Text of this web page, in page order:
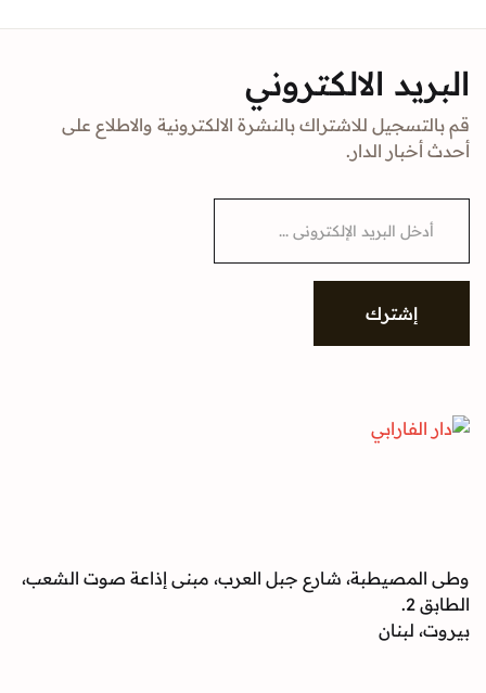
البريد الالكتروني
قم بالتسجيل للاشتراك بالنشرة الالكترونية والاطلاع على
أحدث أخبار الدار.
i
إشترك
وطى المصيطبة، شارع جبل العرب، مبنى إذاعة صوت الشعب،
الطابق 2.
بيروت، لبنان